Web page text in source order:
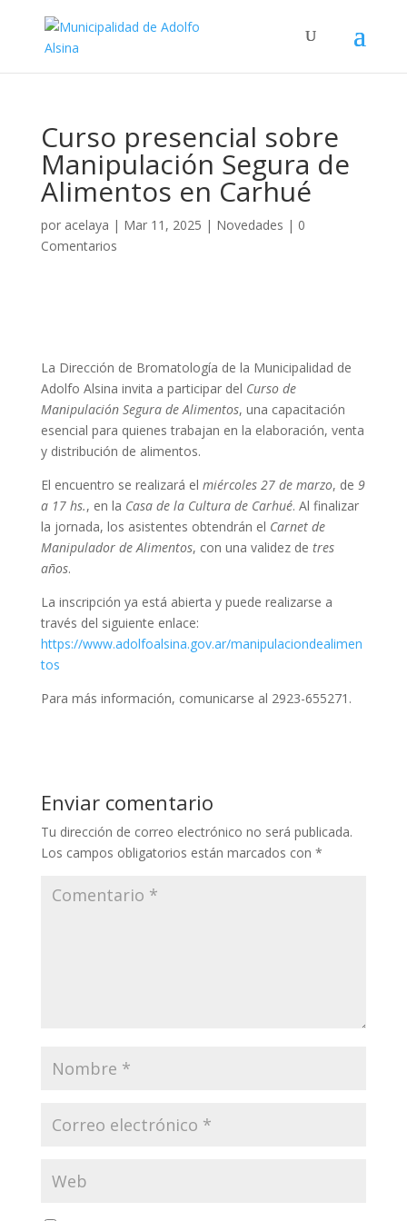
Curso presencial sobre
Manipulación Segura de
Alimentos en Carhué
por acelaya | Mar 11, 2025 | Novedades | 0
Comentarios
La Dirección de Bromatología de la Municipalidad de
Adolfo Alsina invita a participar del Curso de
Manipulación Segura de Alimentos, una capacitación
esencial para quienes trabajan en la elaboración, venta
y distribución de alimentos.
El encuentro se realizará el miércoles 27 de marzo, de 9
a 17 hs., en la Casa de la Cultura de Carhué. Al finalizar
la jornada, los asistentes obtendrán el Carnet de
Manipulador de Alimentos, con una validez de tres
años.
La inscripción ya está abierta y puede realizarse a
través del siguiente enlace:
https://www.adolfoalsina.gov.ar/manipulaciondealimen
tos
Para más información, comunicarse al 2923-655271.
Enviar comentario
Tu dirección de correo electrónico no será publicada.
Los campos obligatorios están marcados con *